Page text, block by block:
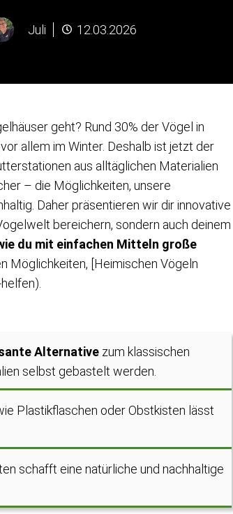
Juli 12.03.2026
geht? Rund 30% der Vögel in
allem im Winter. Deshalb ist jetzt der
aus alltäglichen Materialien
– die Möglichkeiten, unsere
Daher präsentieren wir dir innovative
bereichern, sondern auch deinem
du mit einfachen Mitteln große
Möglichkeiten, [Heimischen Vögeln
Alternative zum klassischen
selbst gebastelt werden.
Plastikflaschen oder Obstkisten lässt
schafft eine natürliche und nachhaltige